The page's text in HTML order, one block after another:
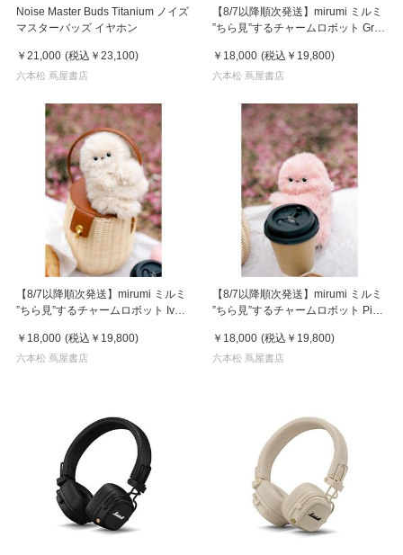
Noise Master Buds Titanium ノイズ
マスターバッズ イヤホン
￥21,000 (税込 ￥23,100)
六本松 蔦屋書店
【8/7以降順次発送】mirumi ミルミ
”ちら見”するチャームロボット Gray
￥18,000 (税込 ￥19,800)
六本松 蔦屋書店
【8/7以降順次発送】mirumi ミルミ
”ちら見”するチャームロボット Ivory
￥18,000 (税込 ￥19,800)
六本松 蔦屋書店
【8/7以降順次発送】mirumi ミルミ
”ちら見”するチャームロボット Pink
￥18,000 (税込 ￥19,800)
六本松 蔦屋書店